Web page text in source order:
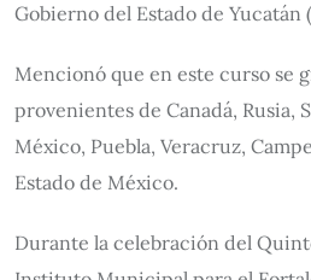
Gobierno del Estado de Yucatán
Mencionó que en este curso se
provenientes de Canadá, Rusia,
México, Puebla, Veracruz,
Estado de México.
Durante la celebración del